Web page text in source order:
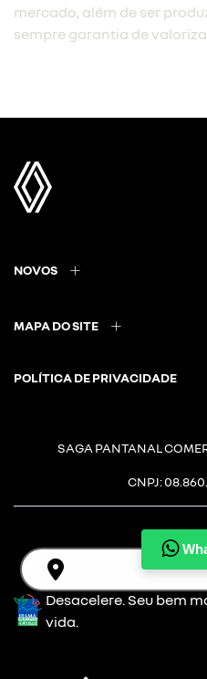
mercado, além de ser
sempre garantia de
NOVOS
MAPA DO SITE
POLÍTICA DE PRIVACIDADE
SAGA PANTANAL
CNPJ:
Desacelere. Seu bem
vida.